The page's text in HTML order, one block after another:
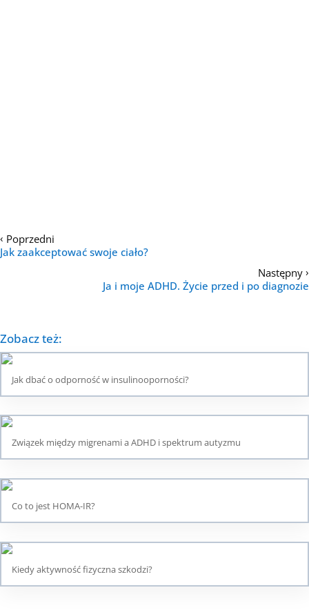
‹ Poprzedni
Jak zaakceptować swoje ciało?
Następny ›
Ja i moje ADHD. Życie przed i po diagnozie
Zobacz też:
Jak dbać o odporność w insulinooporności?
Związek między migrenami a ADHD i spektrum autyzmu
Co to jest HOMA-IR?
Kiedy aktywność fizyczna szkodzi?